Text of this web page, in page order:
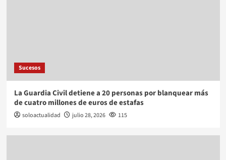
Sucesos
La Guardia Civil detiene a 20 personas por blanquear más
de cuatro millones de euros de estafas
soloactualidad julio 28, 2026 115